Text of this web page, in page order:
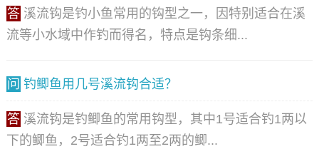
答 溪流钩是钓小鱼常用的钩型之一，因特别适合在溪
流等小水域中作钓而得名，特点是钩条细...
问 钓鲫鱼用几号溪流钩合适？
答 溪流钩是钓鲫鱼的常用钩型，其中1号适合钓1两以
下的鲫鱼，2号适合钓1两至2两的鲫...